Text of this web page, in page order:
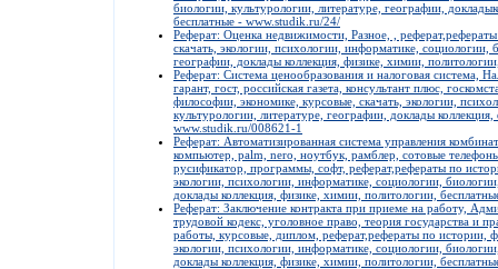
биологии, культурологии, литературе, географии,
бесплатные - www.studik.ru/24/
Реферат: Оценка недвижимости, Разное, ,
скачать, экологии, психологии, информатике, социологии,
географии, доклады коллекция, физике, химии,
Реферат: Система ценообразования и налоговая система,
гарант, гост, российская газета, консультант плюс,
философии, экономике, курсовые, скачать, экологии,
культурологии, литературе, географии, доклады
www.studik.ru/008621-1
Реферат: Автоматизированная система управления
компьютер, palm, nero, ноутбук, рамблер, сотовые
русификатор, программы, софт, реферат,рефераты по
экологии, психологии, информатике, социологии,
доклады коллекция, физике, химии, политологии,
Реферат: Заключение контракта при приеме на работу,
трудовой кодекс, уголовное право, теория государства и
работы, курсовые, диплом, реферат,рефераты по истории,
экологии, психологии, информатике, социологии,
доклады коллекция, физике, химии, политологии,